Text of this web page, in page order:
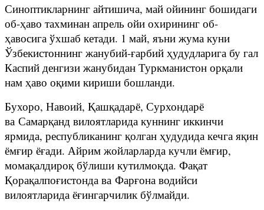
Синоптикларнинг айтишича, май ойининг бошидаги
об-ҳаво тахминан апрель ойи охирининг об-
ҳавосига ўхшаб кетади. 1 май, яъни жума куни
Ўзбекистоннинг жанубий-ғарбий ҳудудларига бу гал
Каспий денгизи жанубидан Туркманистон орқали
нам ҳаво оқими кириши бошланди.
Бухоро, Навоий, Қашқадарё, Сурхондарё
ва Самарқанд вилоятларида куннинг иккинчи
ярмида, республиканинг қолган ҳудудида кечга яқин
ёмғир ёғади. Айрим жойларларда кучли ёмғир,
момақалдироқ бўлиши кутилмоқда. Фақат
Қорақалпоғистонда ва Фарғона водийси
вилоятларида ёғингарчилик бўлмайди.